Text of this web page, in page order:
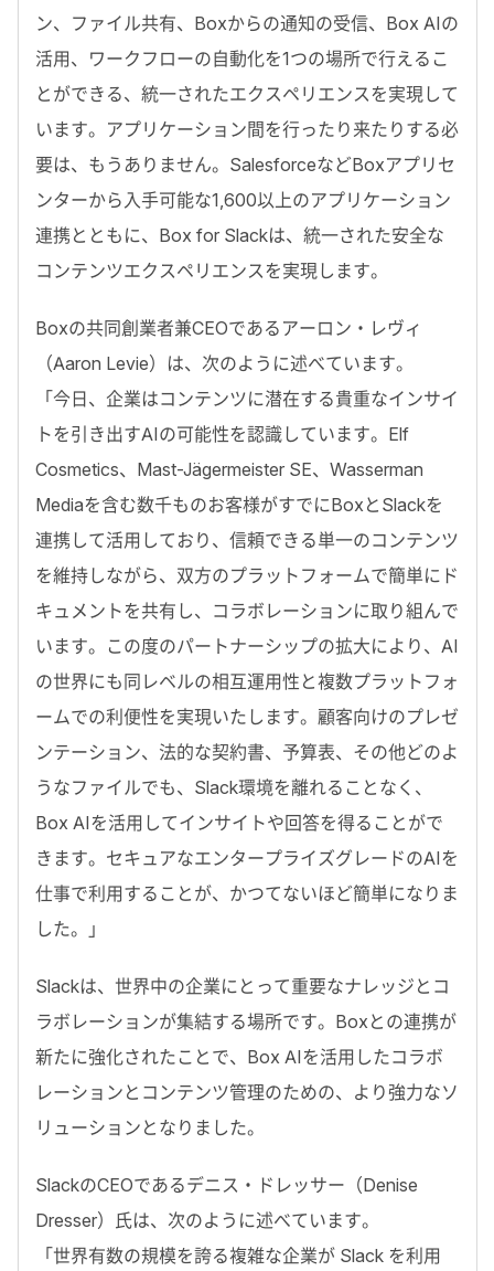
ン、ファイル共有、Boxからの通知の受信、Box AIの
活用、ワークフローの自動化を1つの場所で行えるこ
とができる、統一されたエクスペリエンスを実現して
います。アプリケーション間を行ったり来たりする必
要は、もうありません。SalesforceなどBoxアプリセ
ンターから入手可能な1,600以上のアプリケーション
連携とともに、Box for Slackは、統一された安全な
コンテンツエクスペリエンスを実現します。
Boxの共同創業者兼CEOであるアーロン・レヴィ
（Aaron Levie）は、次のように述べています。
「今日、企業はコンテンツに潜在する貴重なインサイ
トを引き出すAIの可能性を認識しています。Elf
Cosmetics、Mast-Jägermeister SE、Wasserman
Mediaを含む数千ものお客様がすでにBoxとSlackを
連携して活用しており、信頼できる単一のコンテンツ
を維持しながら、双方のプラットフォームで簡単にド
キュメントを共有し、コラボレーションに取り組んで
います。この度のパートナーシップの拡大により、AI
の世界にも同レベルの相互運用性と複数プラットフォ
ームでの利便性を実現いたします。顧客向けのプレゼ
ンテーション、法的な契約書、予算表、その他どのよ
うなファイルでも、Slack環境を離れることなく、
Box AIを活用してインサイトや回答を得ることがで
きます。セキュアなエンタープライズグレードのAIを
仕事で利用することが、かつてないほど簡単になりま
した。」
Slackは、世界中の企業にとって重要なナレッジとコ
ラボレーションが集結する場所です。Boxとの連携が
新たに強化されたことで、Box AIを活用したコラボ
レーションとコンテンツ管理のための、より強力なソ
リューションとなりました。
SlackのCEOであるデニス・ドレッサー（Denise
Dresser）氏は、次のように述べています。
「世界有数の規模を誇る複雑な企業が Slack を利用